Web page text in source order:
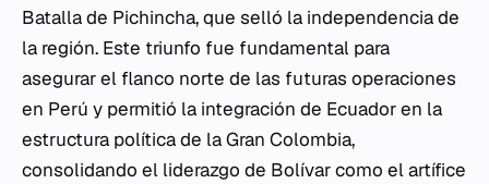
Batalla de Pichincha, que selló la independencia de
la región. Este triunfo fue fundamental para
asegurar el flanco norte de las futuras operaciones
en Perú y permitió la integración de Ecuador en la
estructura política de la Gran Colombia,
consolidando el liderazgo de Bolívar como el artífice